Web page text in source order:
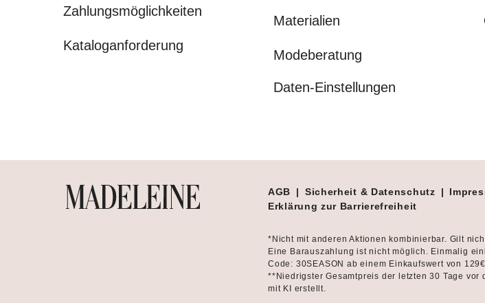
Zahlungsmöglichkeiten
Kataloganforderung
Materialien
Modeberatung
Daten-Einstellungen
AGB | Sicherheit & Datenschutz |
Erklärung zur Barrierefreiheit
*Nicht mit anderen Aktionen kombinierbar. Gilt
Eine Barauszahlung ist nicht möglich. Einmalig
Code: 30SEASON ab einem Einkaufswert von
**Niedrigster Gesamtpreis der letzten 30 Tage
mit KI erstellt.